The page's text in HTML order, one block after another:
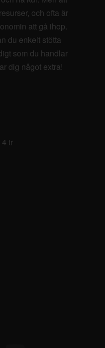
och ofta är
att gå ihop.
du enkelt stötta
som du handlar
dig något extra!
tr